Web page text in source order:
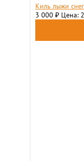
Киль лыжи
3 000 ₽ Цена: